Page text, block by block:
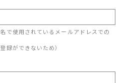
で使用されているメールアドレスでの
録ができないため）